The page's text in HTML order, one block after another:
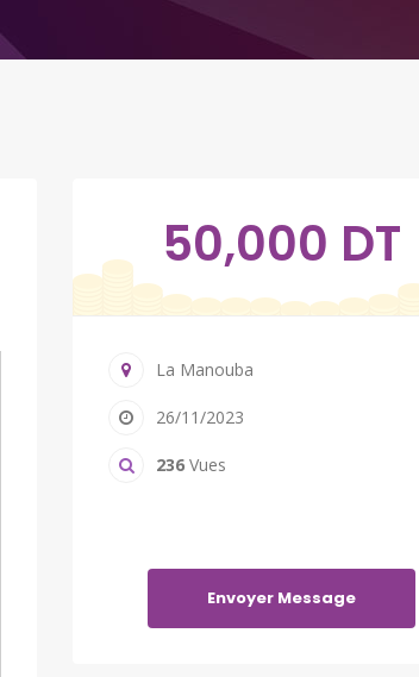
50,000 DT
La Manouba
26/11/2023
236 Vues
Envoyer Message